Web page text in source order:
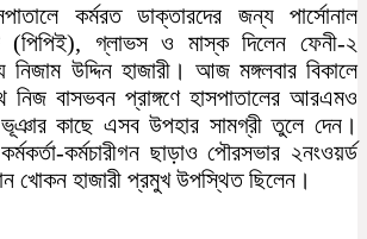
কর্মরত ডাক্তারদের জন্য পার্সোনাল
(পিপিই), গ্লাভস ও মাস্ক দিলেন ফেনী-২
উদ্দিন হাজারী। আজ মঙ্গলবার বিকালে
নিজ বাসভবন প্রাঙ্গণে হাসপাতালের আরএমও
কাছে এসব উপহার সামগ্রী তুলে দেন।
কর্মচারীগন ছাড়াও পৌরসভার ২নংওয়র্ড
খোকন হাজারী প্রমুখ উপস্থিত ছিলেন।